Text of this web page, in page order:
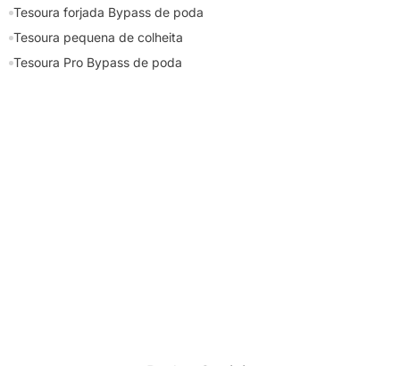
Tesoura forjada Bypass de poda
Tesoura pequena de colheita
Tesoura Pro Bypass de poda